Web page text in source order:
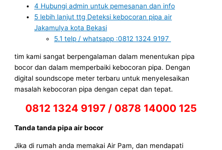
4 Hubungi admin untuk pemesanan dan info
5 lebih lanjut ttg Deteksi kebocoran pipa air
Jakamulya kota Bekasi
5.1 telp / whatsapp :0812 1324 9197
tim kami sangat berpengalaman dalam menentukan pipa
bocor dan dalam memperbaiki kebocoran pipa. Dengan
digital soundscope meter terbaru untuk menyelesaikan
masalah kebocoran pipa dengan cepat dan tepat.
0812 1324 9197 / 0878 14000 125
Tanda tanda pipa air bocor
Jika di rumah anda memakai Air Pam, dan mendapati